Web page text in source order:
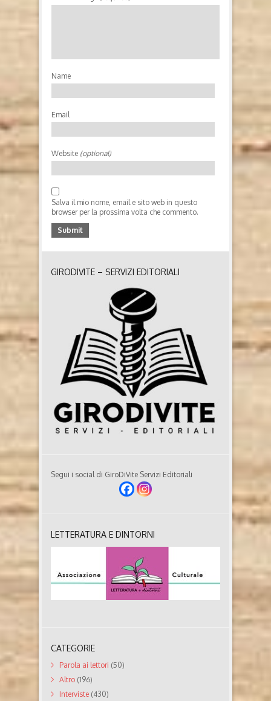
Name
Email
Website (optional)
Salva il mio nome, email e sito web in questo
browser per la prossima volta che commento.
GIRODIVITE – SERVIZI EDITORIALI
Segui i social di GiroDiVite Servizi Editoriali
LETTERATURA E DINTORNI
CATEGORIE
Parola ai lettori (50)
Altro (196)
Interviste (430)